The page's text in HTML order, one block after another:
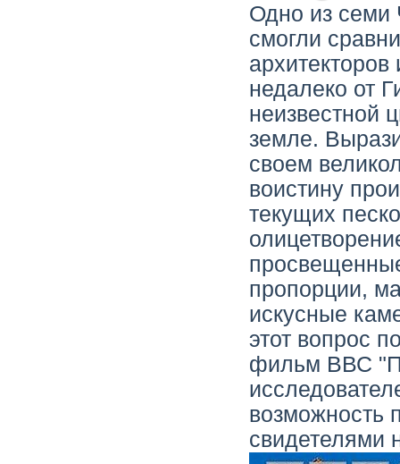
Одно из семи
смогли
недалеко от
неизвестной
земле.
своем
воистину
текущих
пропорции,
искусные
этот вопрос
фильм ВВС
возможность
свидетелями